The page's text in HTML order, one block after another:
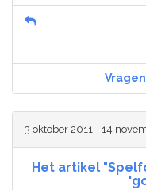
3 oktober 2011 - 14
Het artikel